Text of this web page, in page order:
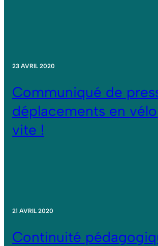
23 AVRIL 2020
Communiqué de
déplacements en
vite !
21 AVRIL 2020
Continuité